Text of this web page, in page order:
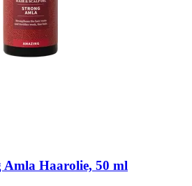
Amla Haarolie, 50 ml